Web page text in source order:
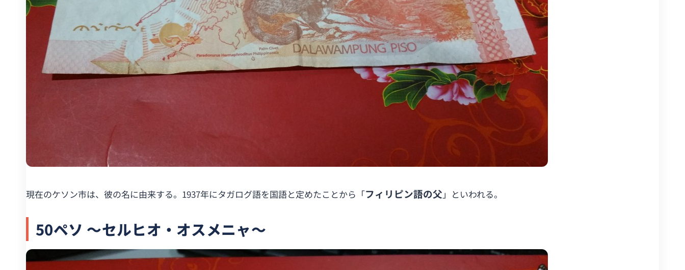
現在のケソン市は、彼の名に由来する。1937年にタガログ語を国語と定めたことから「フィリピン語の父 」といわれる。
50ペソ 〜セルヒオ・オスメニャ〜